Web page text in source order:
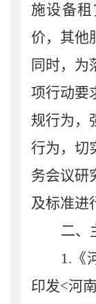
施设备
价，其他
同时，为
项行动要
规行为，
行为，切
务会议研
及标准进
二、
1.《
印发<河